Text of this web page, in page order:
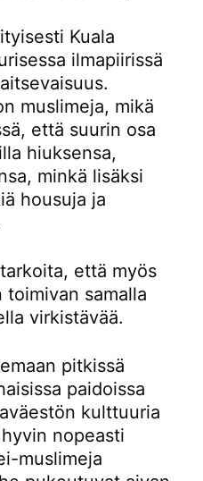
Kuala
ilmapiirissä
muslimeja, mikä
että suurin osa
hiuksensa,
minkä lisäksi
housuja ja
että myös
samalla
virkistävää.
pitkissä
paidoissa
kulttuuria
nopeasti
muslimeja